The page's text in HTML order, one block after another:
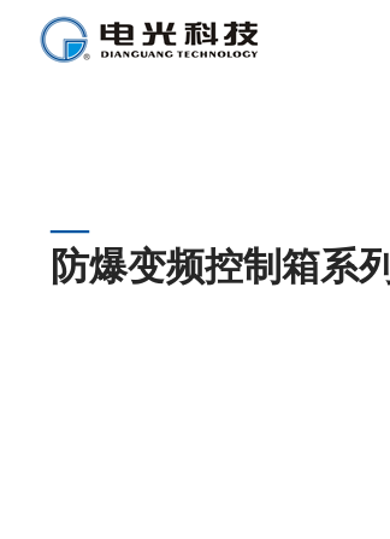
防爆变频控制箱系列